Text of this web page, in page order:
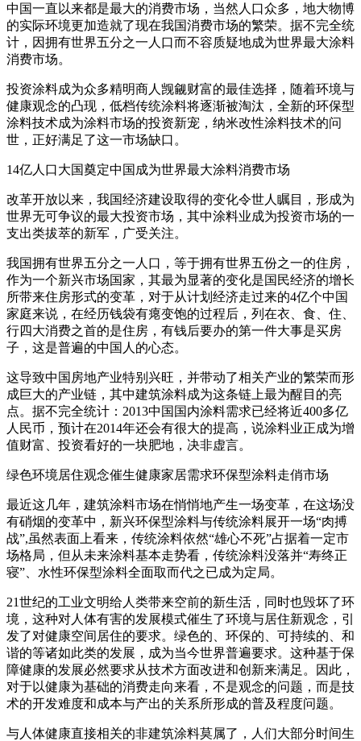
中国一直以来都是最大的消费市场，当然人口众多，地大物博
的实际环境更加造就了现在我国消费市场的繁荣。据不完全统
计，因拥有世界五分之一人口而不容质疑地成为世界最大涂料
消费市场。
投资涂料成为众多精明商人觊觎财富的最佳选择，随着环境与
健康观念的凸现，低档传统涂料将逐渐被淘汰，全新的环保型
涂料技术成为涂料市场的投资新宠，纳米改性涂料技术的问
世，正好满足了这一市场缺口。
14亿人口大国奠定中国成为世界最大涂料消费市场
改革开放以来，我国经济建设取得的变化令世人瞩目，形成为
世界无可争议的最大投资市场，其中涂料业成为投资市场的一
支出类拔萃的新军，广受关注。
我国拥有世界五分之一人口，等于拥有世界五份之一的住房，
作为一个新兴市场国家，其最为显著的变化是国民经济的增长
所带来住房形式的变革，对于从计划经济走过来的4亿个中国
家庭来说，在经历钱袋有瘪变饱的过程后，列在衣、食、住、
行四大消费之首的是住房，有钱后要办的第一件大事是买房
子，这是普遍的中国人的心态。
这导致中国房地产业特别兴旺，并带动了相关产业的繁荣而形
成巨大的产业链，其中建筑涂料成为这条链上最为醒目的亮
点。据不完全统计：2013中国国内涂料需求已经将近400多亿
人民币，预计在2014年还会有很大的提高，说涂料业正成为增
值财富、投资看好的一块肥地，决非虚言。
绿色环境居住观念催生健康家居需求环保型涂料走俏市场
最近这几年，建筑涂料市场在悄悄地产生一场变革，在这场没
有硝烟的变革中，新兴环保型涂料与传统涂料展开一场“肉搏
战”,虽然表面上看来，传统涂料依然“雄心不死”占据着一定市
场格局，但从未来涂料基本走势看，传统涂料没落并“寿终正
寝”、水性环保型涂料全面取而代之已成为定局。
21世纪的工业文明给人类带来空前的新生活，同时也毁坏了环
境，这种对人体有害的发展模式催生了环境与居住新观念，引
发了对健康空间居住的要求。绿色的、环保的、可持续的、和
谐的等诸如此类的发展，成为当今世界普遍要求。这种基于保
障健康的发展必然要求从技术方面改进和创新来满足。因此，
对于以健康为基础的消费走向来看，不是观念的问题，而是技
术的开发难度和成本与产出的关系所形成的普及程度问题。
与人体健康直接相关的非建筑涂料莫属了，人们大部分时间生